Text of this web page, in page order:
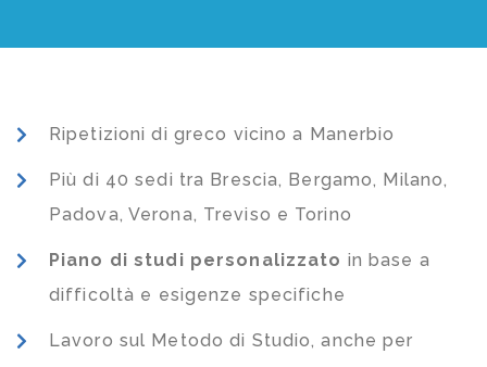
Ripetizioni di greco vicino a Manerbio
Più di 40 sedi tra Brescia, Bergamo, Milano,
Padova, Verona, Treviso e Torino
Piano di studi personalizzato in base a
difficoltà e esigenze specifiche
Lavoro sul Metodo di Studio, anche per